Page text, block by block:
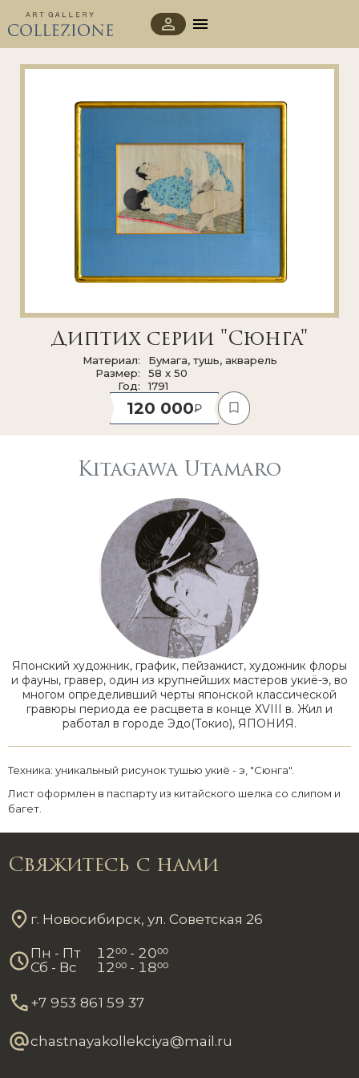
Диптих серии "Сюнга"
Материал
Бумага, тушь, акварель
Размер
58 x 50
Год
1791
120 000
Kitagawa Utamaro
Японский художник, график, пейзажист, художник флоры
и фауны, гравер, один из крупнейших мастеров укиё-э, во
многом определивший черты японской классической
гравюры периода ее расцвета в конце ХVIII в. Жил и
работал в городе Эдо(Токио), ЯПОНИЯ.
Техника: уникальный рисунок тушью укиё - э, "Сюнга".
Лист оформлен в паспарту из китайского шелка со слипом и
багет.
Свяжитесь с нами
г. Новосибирск, ул. Советская 26
Пн - Пт 1200 - 2000
Сб - Вс
1200 - 1800
+7 953 861 59 37
chastnayakollekciya@mail.ru